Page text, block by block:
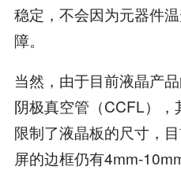
稳定，不会因为元器件
障。
当然，由于目前液晶产
阴极真空管（CCFL）
限制了液晶板的尺寸，
屏的边框仍有4mm-